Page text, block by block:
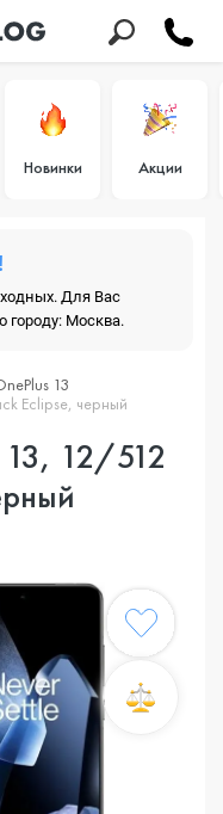
Новинки Акции
Для Вас
городу: Москва.
13
Eclipse, черный
13, 12/512